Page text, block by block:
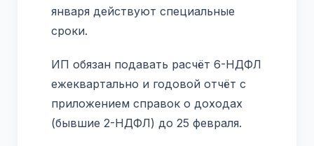
января действуют специальные
сроки.
ИП обязан подавать расчёт 6-НДФЛ
ежеквартально и годовой отчёт с
приложением справок о доходах
(бывшие 2-НДФЛ) до 25 февраля.